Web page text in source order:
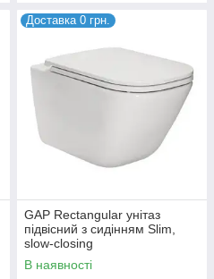
Доставка 0 грн.
GAP Rectangular унітаз
підвісний з сидінням Slim,
slow-closing
В наявності